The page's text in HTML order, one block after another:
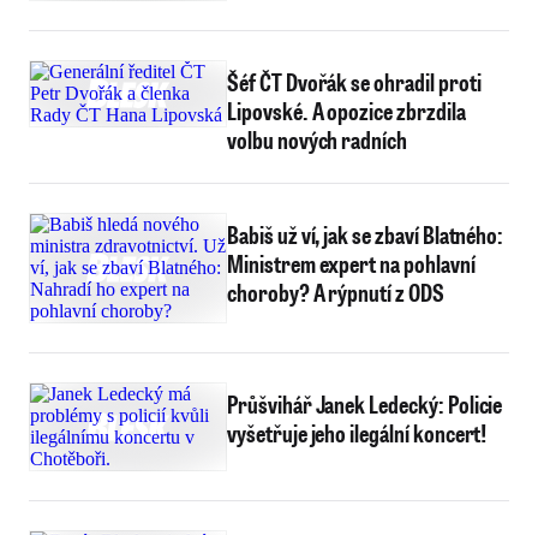
Šéf ČT Dvořák se ohradil proti
Lipovské. A opozice zbrzdila
volbu nových radních
Babiš už ví, jak se zbaví Blatného:
Ministrem expert na pohlavní
choroby? A rýpnutí z ODS
Průšvihář Janek Ledecký: Policie
vyšetřuje jeho ilegální koncert!